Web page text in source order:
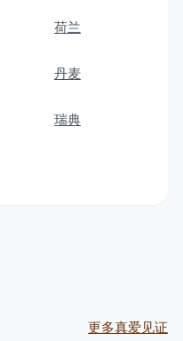
荷兰
丹麦
瑞典
更多真爱见证